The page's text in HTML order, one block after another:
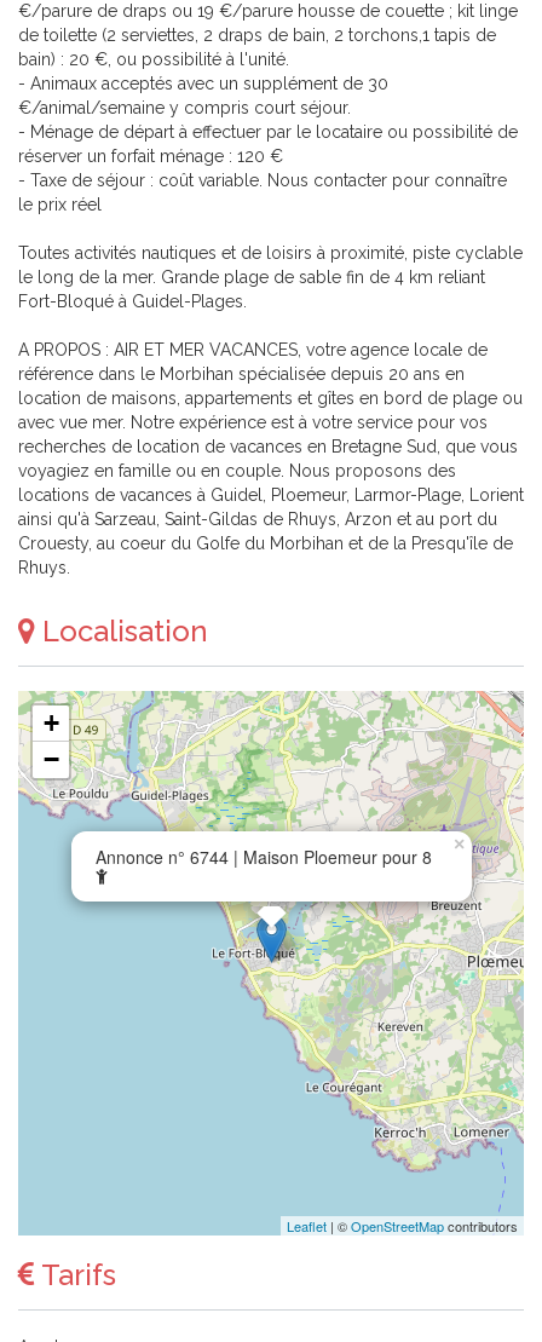
€/parure de draps ou 19 €/parure housse de couette ; kit linge
de toilette (2 serviettes, 2 draps de bain, 2 torchons,1 tapis de
bain) : 20 €, ou possibilité à l'unité.
- Animaux acceptés avec un supplément de 30
€/animal/semaine y compris court séjour.
- Ménage de départ à effectuer par le locataire ou possibilité de
réserver un forfait ménage : 120 €
- Taxe de séjour : coût variable. Nous contacter pour connaître
le prix réel
Toutes activités nautiques et de loisirs à proximité, piste cyclable
le long de la mer. Grande plage de sable fin de 4 km reliant
Fort-Bloqué à Guidel-Plages.
A PROPOS : AIR ET MER VACANCES, votre agence locale de
référence dans le Morbihan spécialisée depuis 20 ans en
location de maisons, appartements et gîtes en bord de plage ou
avec vue mer. Notre expérience est à votre service pour vos
recherches de location de vacances en Bretagne Sud, que vous
voyagiez en famille ou en couple. Nous proposons des
locations de vacances à Guidel, Ploemeur, Larmor-Plage, Lorient
ainsi qu'à Sarzeau, Saint-Gildas de Rhuys, Arzon et au port du
Crouesty, au coeur du Golfe du Morbihan et de la Presqu'île de
Rhuys.
Localisation
Annonce n° 6744 | Maison Ploemeur pour 8
×
+
−
Leaflet | ©OpenStreetMapcontributors
Tarifs